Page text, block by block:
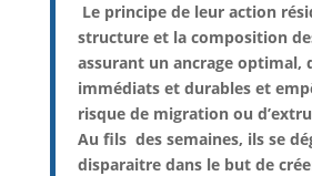
Le principe de leur action
structure et la composition
assurant un ancrage optimal,
immédiats et durables et
risque de migration ou
Au fils des semaines, ils se
disparaitre dans le but de